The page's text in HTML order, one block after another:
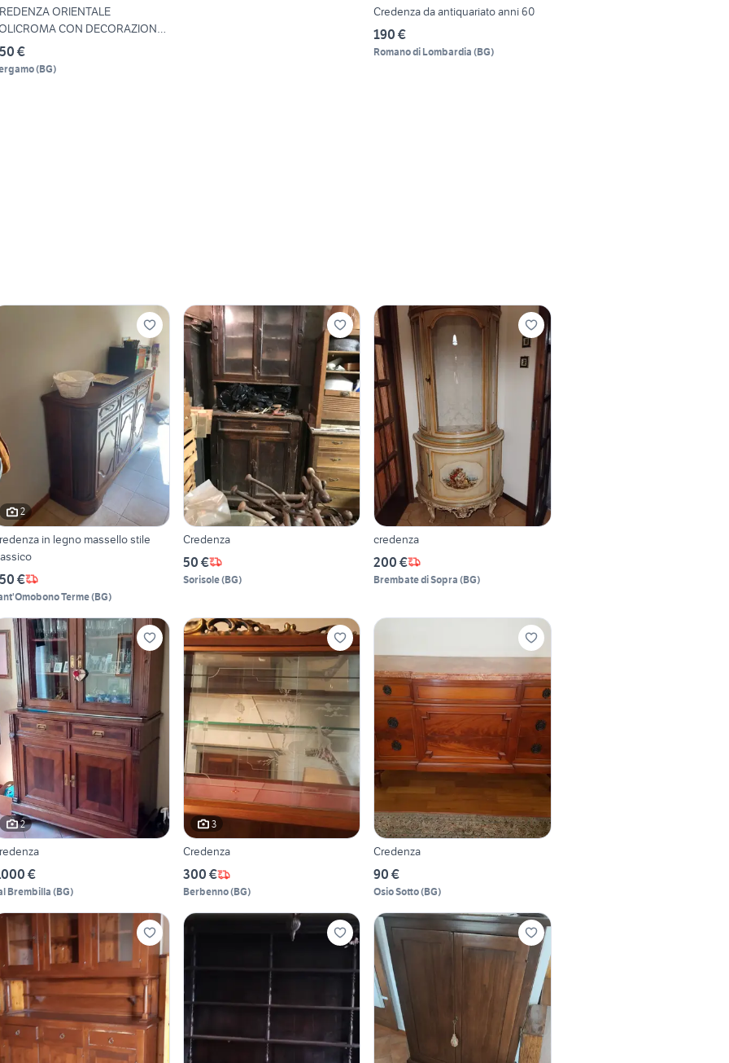
ORIENTALE
CON DECORAZIONE
€
(BG)
Credenza da antiquariato anni 60
190 €
Romano di Lombardia (BG)
2
in legno massello stile
€
Terme(BG)
Credenza
50 €
Sorisole(BG)
credenza
200 €
Brembate di Sopra (BG)
2
€
Brembilla(BG)
3
Credenza
300 €
Berbenno(BG)
Credenza
90 €
Osio Sotto(BG)